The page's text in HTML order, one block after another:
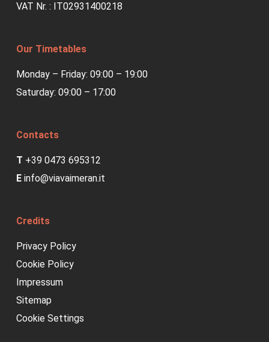
VAT Nr. : IT02931400218
Our Timetables
Monday – Friday: 09:00 – 19:00
Saturday: 09:00 – 17:00
Contacts
T +39 0473 695312
E info@viavaimeran.it
Credits
Privacy Policy
Cookie Policy
Impressum
Sitemap
Cookie Settings